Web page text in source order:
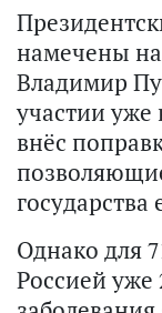
намечены
Владимир
участии уже
внёс
Однако для
Россией уже